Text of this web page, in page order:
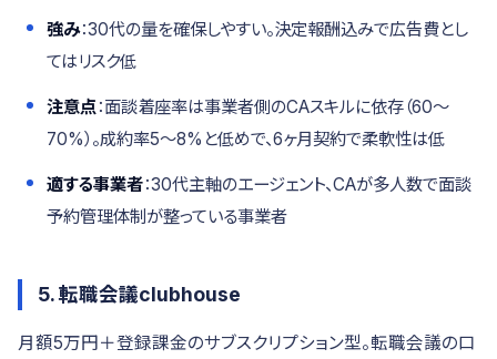
強み：30代の量を確保しやすい。決定報酬込みで広告費とし
てはリスク低
注意点 ：面談着座率は事業者側のCAスキルに依存（60〜
70%）。成約率5〜8%と低めで、6ヶ月契約で柔軟性は低
適する事業者：30代主軸のエージェント、CAが多人数で面談
予約管理体制が整っている事業者
5. 転職会議clubhouse
月額5万円＋登録課金のサブスクリプション型。転職会議の口